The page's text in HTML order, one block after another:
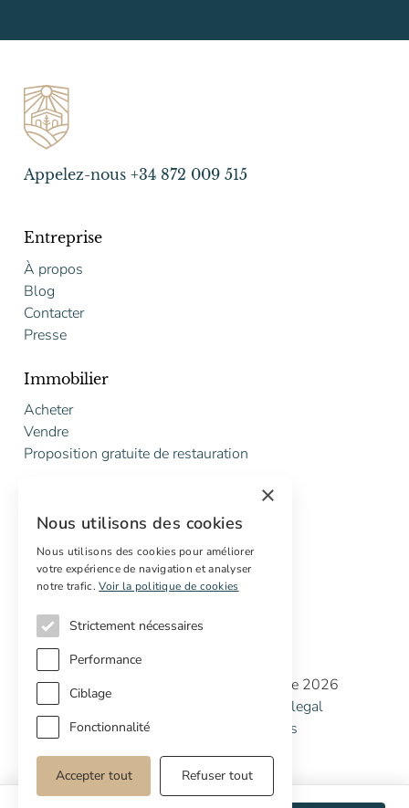
Appelez-nous +34 872 009 515
Entreprise
À propos
Blog
Contacter
Presse
Immobilier
Acheter
Vendre
Proposition gratuite de restauration
Marketing digital
Acheteurs internationaux
Propriétés off-market
Copyright © Cottage Properties Real Estate 2026
Politique de confidentialité
Avertissement legal
Politique de cookies
Préférences de cookies
×
Nous utilisons des cookies
Nous utilisons des cookies pour améliorer
votre expérience de navigation et analyser
notre trafic. Voir la politique de cookies
Strictement nécessaires
Performance
Ciblage
Fonctionnalité
Accepter tout Refuser tout